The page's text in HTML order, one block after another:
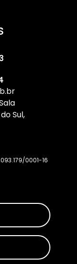
Sul,
0001-16